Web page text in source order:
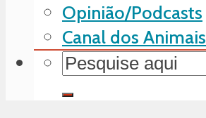
Opinião/Podcasts
Canal dos Animais